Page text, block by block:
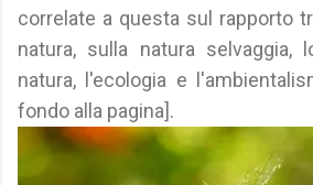
correlate a questa sul rapporto
natura, sulla natura selvaggia,
natura, l'ecologia e
fondo alla pagina].